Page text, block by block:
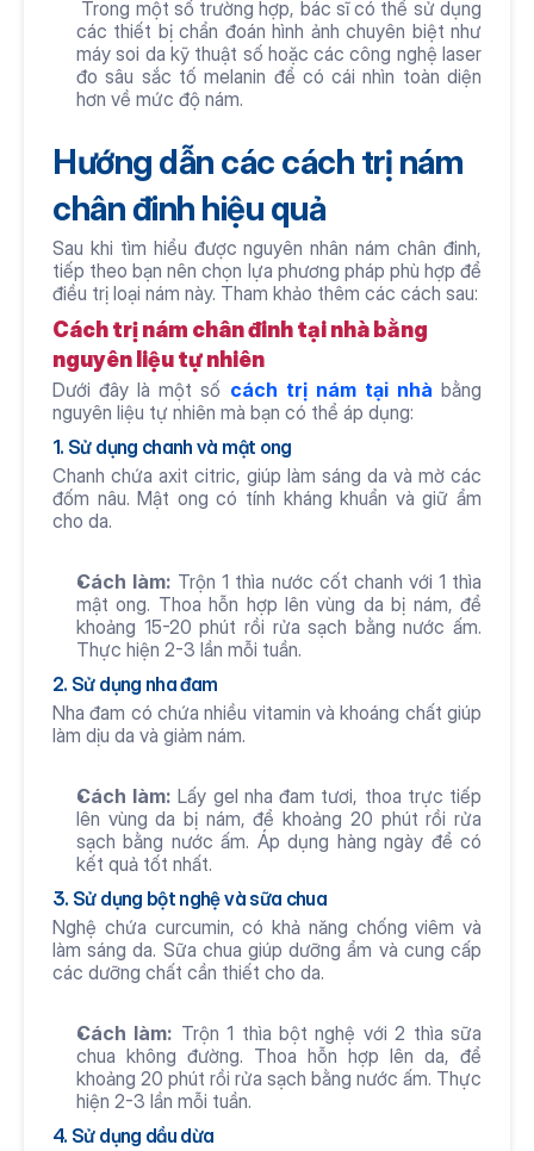
các thiết bị chẩn đoán hình ảnh chuyên biệt như
máy soi da kỹ thuật số hoặc các công nghệ laser
đo sâu sắc tố melanin để có cái nhìn toàn diện
hơn về mức độ nám.
Hướng dẫn các cách trị nám
chân đinh hiệu quả
Sau khi tìm hiểu được nguyên nhân nám chân đinh,
tiếp theo bạn nên chọn lựa phương pháp phù hợp để
điều trị loại nám này. Tham khảo thêm các cách sau:
Cách trị nám chân đinh tại nhà bằng
nguyên liệu tự nhiên
Dưới đây là một số cách trị nám tại nhà bằng
nguyên liệu tự nhiên mà bạn có thể áp dụng:
1. Sử dụng chanh và mật ong
Chanh chứa axit citric, giúp làm sáng da và mờ các
đốm nâu. Mật ong có tính kháng khuẩn và giữ ẩm
cho da.
Cách làm: Trộn 1 thìa nước cốt chanh với 1 thìa
mật ong. Thoa hỗn hợp lên vùng da bị nám, để
khoảng 15-20 phút rồi rửa sạch bằng nước ấm.
Thực hiện 2-3 lần mỗi tuần.
2. Sử dụng nha đam
Nha đam có chứa nhiều vitamin và khoáng chất giúp
làm dịu da và giảm nám.
Cách làm: Lấy gel nha đam tươi, thoa trực tiếp
lên vùng da bị nám, để khoảng 20 phút rồi rửa
sạch bằng nước ấm. Áp dụng hàng ngày để có
kết quả tốt nhất.
3. Sử dụng bột nghệ và sữa chua
Nghệ chứa curcumin, có khả năng chống viêm và
làm sáng da. Sữa chua giúp dưỡng ẩm và cung cấp
các dưỡng chất cần thiết cho da.
Cách làm: Trộn 1 thìa bột nghệ với 2 thìa sữa
chua không đường. Thoa hỗn hợp lên da, để
khoảng 20 phút rồi rửa sạch bằng nước ấm. Thực
hiện 2-3 lần mỗi tuần.
4. Sử dụng dầu dừa